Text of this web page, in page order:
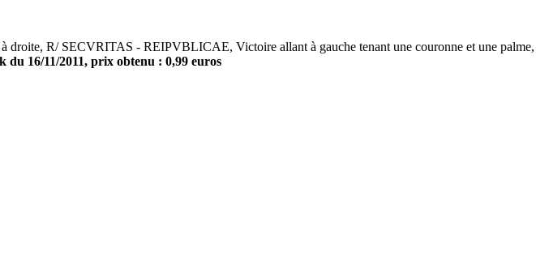
R/ SECVRITAS - REIPVBLICAE, Victoire allant à gauche tenant une couronne et une palme,
du 16/11/2011, prix obtenu : 0,99 euros